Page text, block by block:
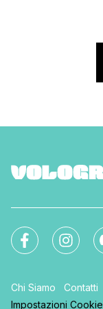
Chi Siamo Contatti
Impostazioni Cookie